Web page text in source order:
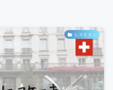
レストラン